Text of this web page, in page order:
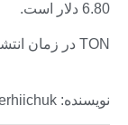
6.80 دلار است.
TON در زمان انتشار با قیمت 6651 دلار معامله می شود.
نویسنده: Denys Serhiichuk